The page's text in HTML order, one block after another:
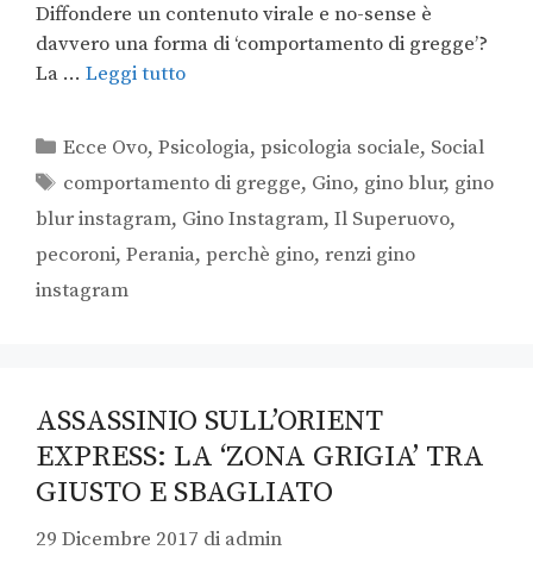
Diffondere un contenuto virale e no-sense è
davvero una forma di ‘comportamento di gregge’?
La … Leggi tutto
Ecce Ovo,Psicologia,psicologia sociale, Social
comportamento di gregge, Gino, gino blur, gino
blur instagram, Gino Instagram, Il Superuovo,
pecoroni, Perania, perchè gino, renzi gino
instagram
ASSASSINIO SULL’ORIENT
EXPRESS: LA ‘ZONA GRIGIA’ TRA
GIUSTO E SBAGLIATO
29 Dicembre 2017 di admin